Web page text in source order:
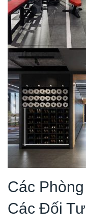
Các
Các Đối